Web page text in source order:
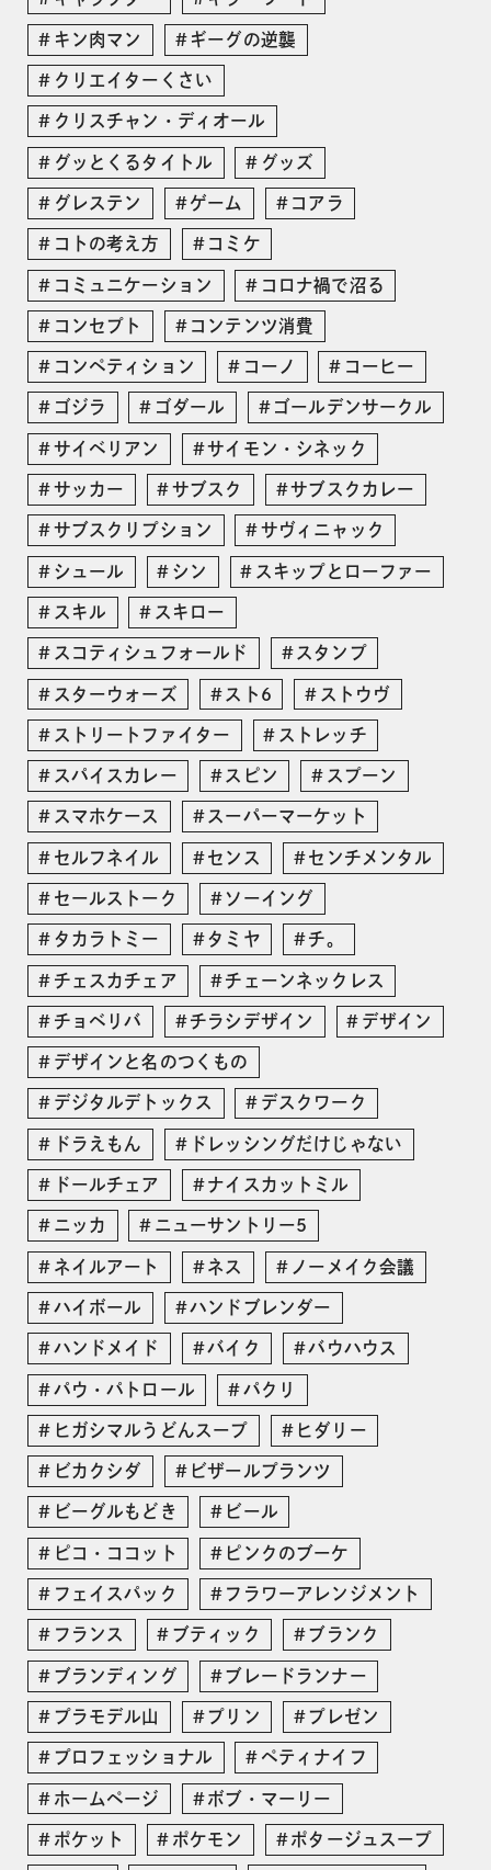
キン肉マン ギーグの逆襲
クリエイターくさい
クリスチャン・ディオール
グッとくるタイトル グッズ
グレステン ゲーム コアラ
コトの考え方 コミケ
コミュニケーション コロナ禍で沼る
コンセプト コンテンツ消費
コンペティション コーノ コーヒー
ゴジラ ゴダール ゴールデンサークル
サイベリアン サイモン・シネック
サッカー サブスク サブスクカレー
サブスクリプション サヴィニャック
シュール シン スキップとローファー
スキル スキロー
スコティシュフォールド スタンプ
スターウォーズ スト6 ストウヴ
ストリートファイター ストレッチ
スパイスカレー スピン スプーン
スマホケース スーパーマーケット
セルフネイル センス センチメンタル
セールストーク ソーイング
タカラトミー タミヤ チ。
チェスカチェア チェーンネックレス
チョベリバ チラシデザイン デザイン
デザインと名のつくもの
デジタルデトックス デスクワーク
ドラえもん ドレッシングだけじゃない
ドールチェア ナイスカットミル
ニッカ ニューサントリー5
ネイルアート ネス ノーメイク会議
ハイボール ハンドブレンダー
ハンドメイド バイク バウハウス
パウ・パトロール パクリ
ヒガシマルうどんスープ ヒダリー
ビカクシダ ビザールプランツ
ビーグルもどき ビール
ピコ・ココット ピンクのブーケ
フェイスパック フラワーアレンジメント
フランス ブティック ブランク
ブランディング ブレードランナー
プラモデル山 プリン プレゼン
プロフェッショナル ペティナイフ
ホームページ ボブ・マーリー
ポケット ポケモン ポタージュスープ